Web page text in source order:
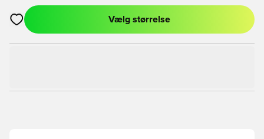
Åbner en Modal til at logge ind eller tilmelde dig som medlem
Vælg størrelse